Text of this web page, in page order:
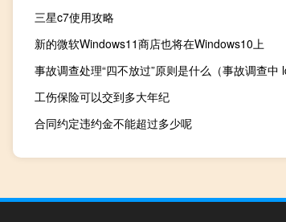
三星c7使用攻略
新的微软Windows11商店也将在Windows10上
工伤保险可以交到多大年纪
合同约定违约金不能超过多少呢